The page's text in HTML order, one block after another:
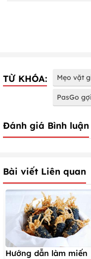
TỪ KHÓA: Mẹo vặt
PasGo
Đánh giá Bình luận
Bài viết Liên quan
Hướng dẫn làm miến